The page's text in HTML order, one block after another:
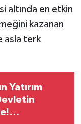
altında en etkin
kazanan
asla terk
Yatırım